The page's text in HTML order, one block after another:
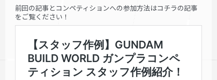
前回の記事とコンペティションへの参加方法はコチラの記事
をご覧ください！